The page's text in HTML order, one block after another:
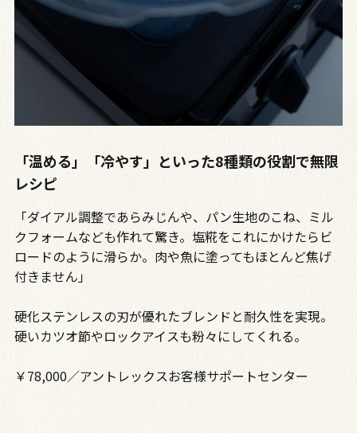
「温める」「冷やす」といった8種類の役割で無限
レシピ
「ダイアル調整であらみじんや、パン生地のこね、ミル
クフォームなども作れて驚き。塩糀をこれにかけたらビ
ロードのように滑らか。肉や魚に塗ってもほとんど焦げ
付きません」
硬化ステンレスの刃が優れたブレンドと耐久性を実現。
硬いカツオ節やロックアイスも粉々にしてくれる。
￥78,000／アントレックスお客様サポートセンター